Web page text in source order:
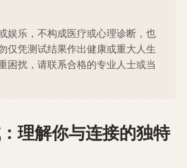
娱乐，不构成医疗或心理诊断，也
仅凭测试结果作出健康或重大人生
困扰，请联系合格的专业人士或当
理解你与连接的独特